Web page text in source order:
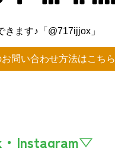
きます♪「@717ijjox」
お問い合わせ方法はこちら
Instagram▽